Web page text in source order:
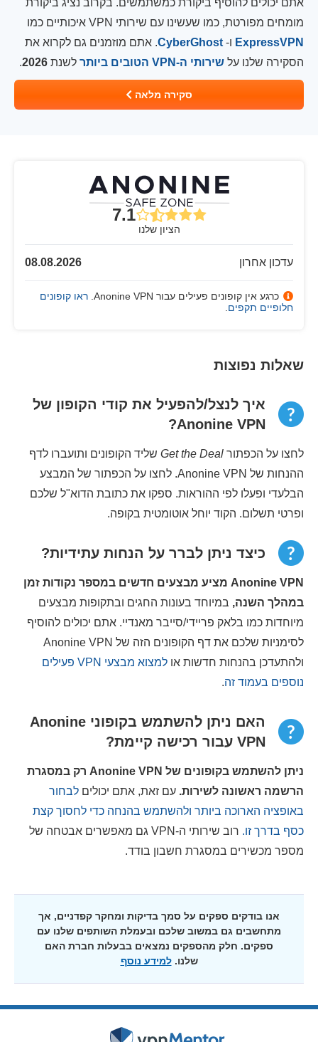
אתם יכולים להוסיף ביקורת כמשתמשים. בקרוב נציג ביקורת
מומחים מפורטת, כמו שעשינו עם שירותי VPN איכותיים כמו
ExpressVPN ו-
. אתם מוזמנים גם לקרוא את
הסקירה שלנו על שירותי ה-VPN הטובים ביותר לשנת 2026
.
סקירה מלאה
7.1
הציון שלנו
עדכון אחרון 08.08.2026
כרגע אין קופונים פעילים עבור Anonine VPN.
ראו קופונים
חלופיים תקפים
שאלות נפוצות
איך לנצל/להפעיל את קודי הקופון של
Anonine VPN?
לחצו על הכפתור Get the Deal שליד הקופונים ותועברו לדף
ההנחות של Anonine VPN. לחצו על הכפתור של המבצע
הבלעדי ופעלו לפי ההוראות. ספקו את כתובת הדוא"ל שלכם
ופרטי תשלום. הקוד יוחל אוטומטית בקופה.
כיצד ניתן לברר על הנחות עתידיות?
Anonine VPN מציע מבצעים חדשים במספר נקודות זמן
במהלך השנה, במיוחד בעונות החגים ובתקופות מבצעים
מיוחדות כמו בלאק פריידי/סייבר מאנדיי. אתם יכולים להוסיף
לסימניות שלכם את דף הקופונים הזה של Anonine VPN
ולהתעדכן בהנחות חדשות או
למצוא מבצעי VPN פעילים
נוספים בעמוד זה.
האם ניתן להשתמש בקופוני Anonine
VPN עבור רכישה קיימת?
ניתן להשתמש בקופונים של Anonine VPN רק במסגרת
הרשמה ראשונה לשירות. עם זאת, אתם יכולים לבחור
באופציה הארוכה ביותר ולהשתמש בהנחה כדי לחסוך קצת
כסף בדרך זו.
רוב שירותי ה-VPN גם מאפשרים אבטחה של
מספר מכשירים במסגרת חשבון בודד.
אנו בודקים ספקים על סמך בדיקות ומחקר קפדניים, אך
מתחשבים גם במשוב שלכם ובעמלת השותפים שלנו עם
ספקים. חלק מהספקים נמצאים בבעלות חברת האם
שלנו.למידע נוסף